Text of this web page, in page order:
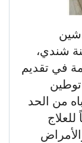
تدشين
شندي،
في تقديم
من الحد